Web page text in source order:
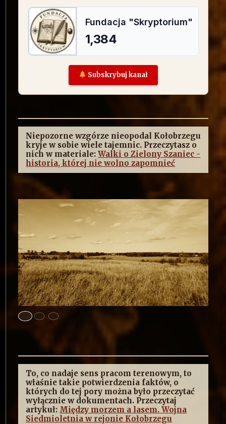
Subskrybuj kanał
Niepozorne wzgórze nieopodal Kołobrzegu
kryje w sobie wiele tajemnic. Przeczytasz o
nich w materiale:Walki o Zielony Szaniec -
historia, której nie wolno zapomnieć
To, co nadaje sens pracom terenowym, to
właśnie takie potwierdzenia faktów, o
których do tej pory można było przeczytać
wyłącznie w dokumentach. Przeczytaj
artykuł: Między morzem a lasem. Wojna
Siedmioletnia w rejonie Kołobrzegu